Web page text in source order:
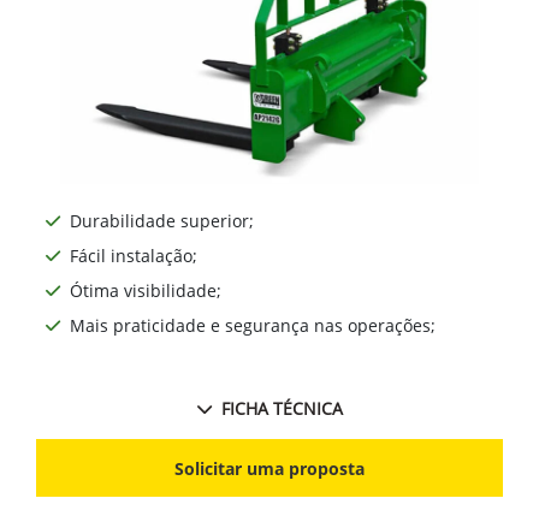
Durabilidade superior;
Fácil instalação;
Ótima visibilidade;
Mais praticidade e segurança nas operações;
FICHA TÉCNICA
Solicitar uma proposta